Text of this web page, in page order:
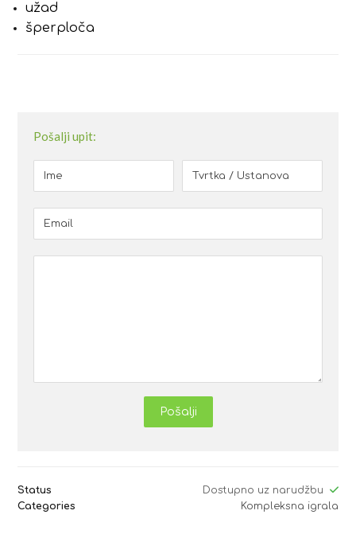
užad
šperploča
Pošalji upit:
Pošalji
Status
Dostupno uz narudžbu
Categories
Kompleksna igrala